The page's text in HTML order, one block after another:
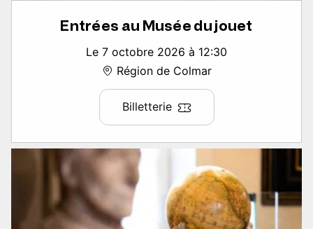
Entrées au Musée du jouet
Le 7 octobre 2026 à 12:30
Région de Colmar
Billetterie